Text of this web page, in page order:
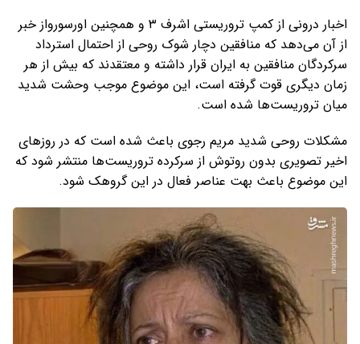
اخبار درونی از کمپ تروریستی اشرف ۳ و همچنین اورسورواز خبر
از آن می‌دهد که منافقین دچار شوک روحی از احتمال استرداد
سرکردگان منافقین به ایران قرار داشته و معتقدند که بیش از هر
زمان دیگری قوت گرفته است، این موضوع موجب وحشت شدید
میان تروریست‌ها شده است.
مشکلات روحی شدید مریم رجوی باعث شده است که در روزهای
اخیر تصویری بدون روتوش از سرکرده تروریست‌ها منتشر شود که
این موضوع باعث بهت عناصر فعال در این گروهک شود.